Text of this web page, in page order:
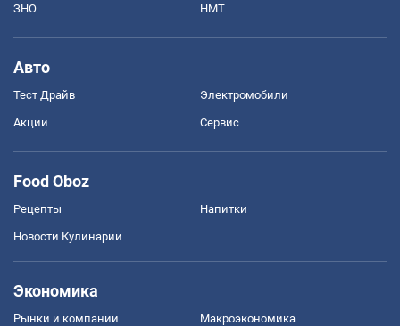
ЗНО НМТ
Авто
Тест Драйв Электромобили
Акции Сервис
Food Oboz
Рецепты Напитки
Новости Кулинарии
Экономика
Рынки и компании Mакроэкономика